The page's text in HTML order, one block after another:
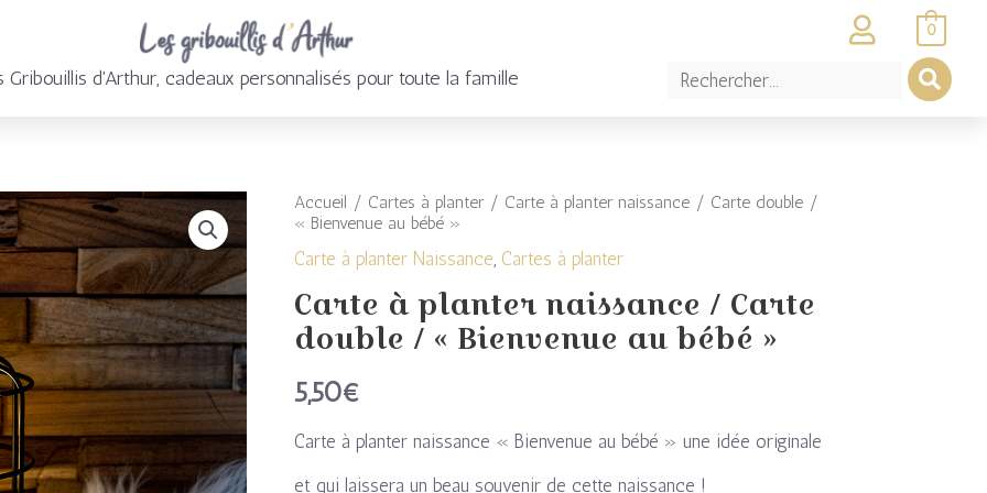
Gribouillis d'Arthur, cadeaux personnalisés pour toute la famille
0
Accueil / Cartes à planter/ Carte à planter naissance / Carte double /
« Bienvenue au bébé »
Carte à planter Naissance, Cartes à planter
Carte à planter naissance / Carte
double / « Bienvenue au bébé »
5,50€
Carte à planter naissance « Bienvenue au bébé » une idée originale
et qui laissera un beau souvenir de cette naissance !
quantité
de
Carte
à
planter
naissance